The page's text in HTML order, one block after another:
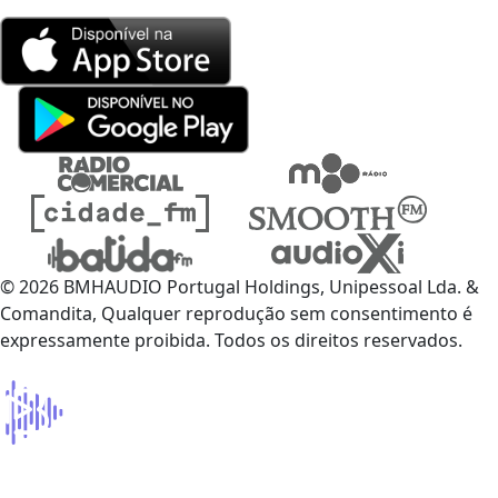
© 2026 BMHAUDIO Portugal Holdings, Unipessoal Lda. &
Comandita, Qualquer reprodução sem consentimento é
expressamente proibida. Todos os direitos reservados.